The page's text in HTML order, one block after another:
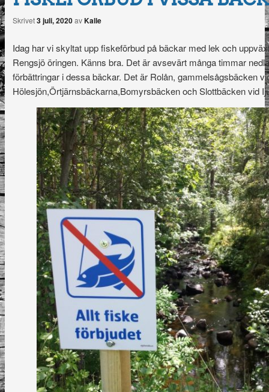
Skrivet3 juli, 2020avKalle
Idag har vi skyltat upp fiskeförbud på bäckar med lek och
Rengsjö öringen. Känns bra. Det är avsevärt många timmar
förbättringar i dessa bäckar. Det är Rolån, gammelsågsbäcken
Hölesjön,Örtjärnsbäckarna,Bomyrsbäcken och Slottbäcken vid